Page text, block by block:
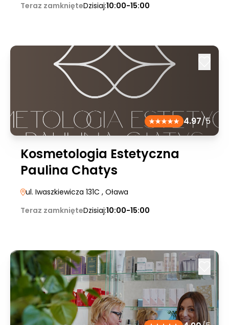
Teraz zamknięteDzisiaj:10:00-15:00
4.97/5
Kosmetologia Estetyczna
Paulina Chatys
ul. Iwaszkiewicza 131C , Oława
Teraz zamknięteDzisiaj:10:00-15:00